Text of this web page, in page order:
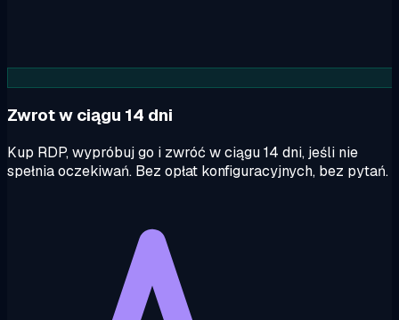
Zwrot w ciągu 14 dni
Kup RDP, wypróbuj go i zwróć w ciągu 14 dni, jeśli nie
spełnia oczekiwań. Bez opłat konfiguracyjnych, bez pytań.